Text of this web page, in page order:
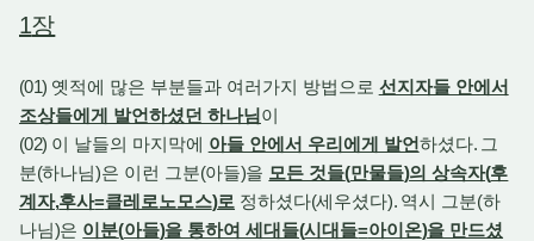
1장
(01) 옛적에 많은 부분들과 여러가지 방법으로 선지자들 안에서
조상들에게 발언하셨던 하나님이
(02) 이 날들의 마지막에 아들 안에서 우리에게 발언하셨다. 그
분(하나님)은 이런 그분(아들)을 모든 것들(만물들)의 상속자(후
계자,후사=클레로노모스)로 정하셨다(세우셨다). 역시 그분(하
나님)은 이분(아들)을 통하여 세대들(시대들=아이온)을 만드셨